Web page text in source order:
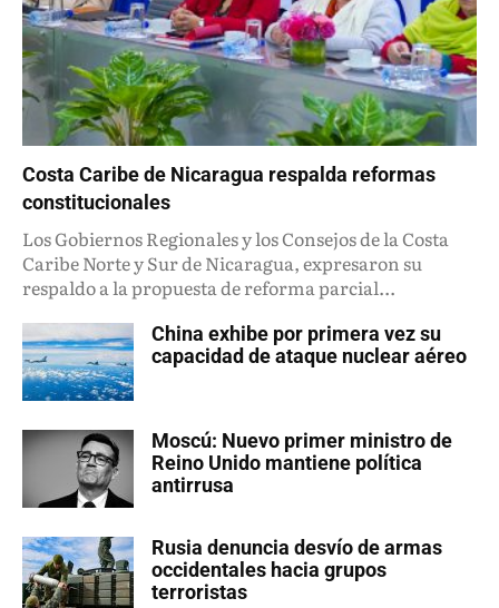
Costa Caribe de Nicaragua respalda reformas
constitucionales
Los Gobiernos Regionales y los Consejos de la Costa
Caribe Norte y Sur de Nicaragua, expresaron su
respaldo a la propuesta de reforma parcial...
China exhibe por primera vez su
capacidad de ataque nuclear aéreo
Moscú: Nuevo primer ministro de
Reino Unido mantiene política
antirrusa
Rusia denuncia desvío de armas
occidentales hacia grupos
terroristas